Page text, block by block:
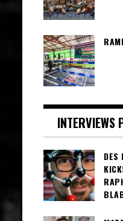
INTERVIEWS
DES